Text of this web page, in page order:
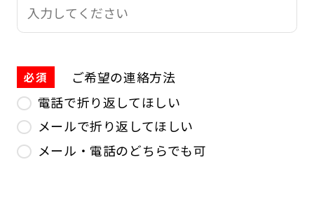
必須
ご希望の連絡方法
電話で折り返してほしい
メールで折り返してほしい
メール・電話のどちらでも可